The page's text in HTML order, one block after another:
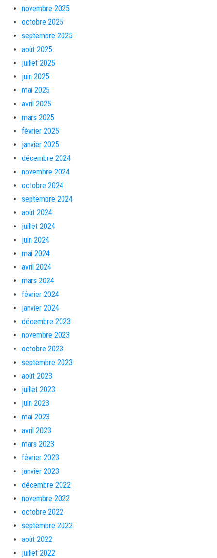
novembre 2025
octobre 2025
septembre 2025
août 2025
juillet 2025
juin 2025
mai 2025
avril 2025
mars 2025
février 2025
janvier 2025
décembre 2024
novembre 2024
octobre 2024
septembre 2024
août 2024
juillet 2024
juin 2024
mai 2024
avril 2024
mars 2024
février 2024
janvier 2024
décembre 2023
novembre 2023
octobre 2023
septembre 2023
août 2023
juillet 2023
juin 2023
mai 2023
avril 2023
mars 2023
février 2023
janvier 2023
décembre 2022
novembre 2022
octobre 2022
septembre 2022
août 2022
juillet 2022